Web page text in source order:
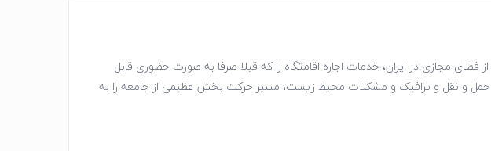
فضای مجازی در ایران، خدمات اجاره اقامتگاه را که قبلا صرفا به صورت حضوری قابل
حمل و نقل و ترافیک و مشکلات محیط زیست، مسیر حرکت بخش عظیمی از جامعه را به